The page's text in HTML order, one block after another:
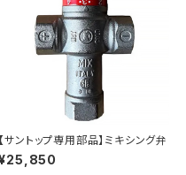
【サントップ専用部品】ミキシング弁